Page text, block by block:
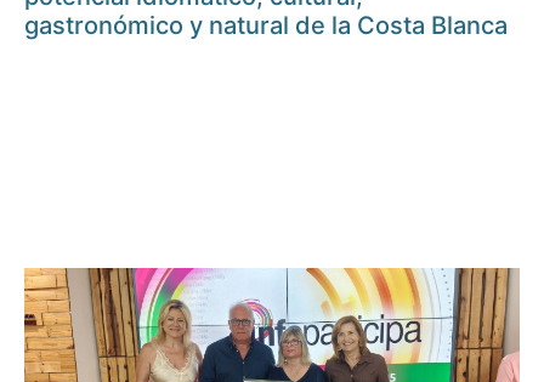
gastronómico y natural de la Costa Blanca